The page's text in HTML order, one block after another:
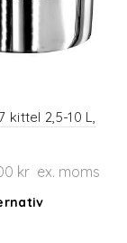
alternativen
kan
produktsidan
kittel 2,5-10 L,
kr ex. moms
Den